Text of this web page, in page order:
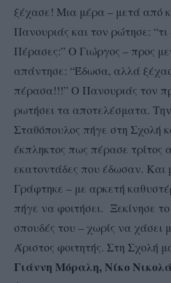
ξέχασε! Μια μέρα – μετά από
Πανουριάς και τον ρώτησε: “τι
Πέρασες:” Ο Γιώργος – προς
απάντησε: “Έδωσα, αλλά
πέρασα!!!” Ο Πανουριάς τον
ρωτήσει τα αποτελέσματα.
Σταθόπουλος πήγε στη Σχολή
έκπληκτος πως πέρασε τρίτος
εκατοντάδες που έδωσαν. Και
Γράφτηκε – με αρκετή
πήγε να φοιτήσει. Ξεκίνησε
σπουδές του – χωρίς να χάσει
Άριστος φοιτητής. Στη Σχολή
Γιάννη Μόραλη, Νίκο